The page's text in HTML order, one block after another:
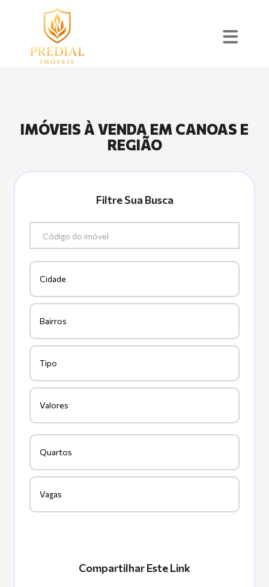
IMÓVEIS À VENDA EM CANOAS E
REGIÃO
Filtre Sua Busca
Cidade
Bairros
Tipo
Valores
Quartos
Vagas
Compartilhar Este Link